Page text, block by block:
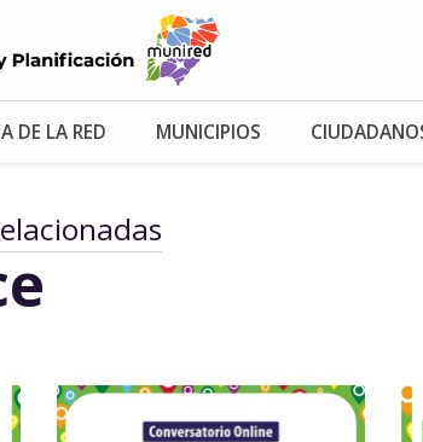
DE LA RED MUNICIPIOS